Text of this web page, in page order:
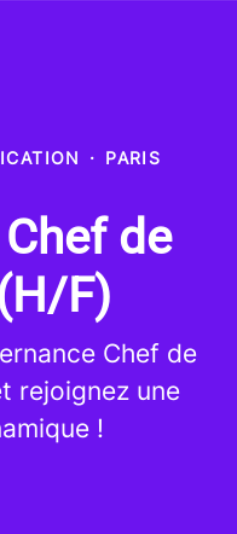
· PARIS
de
F)
Chef de
rejoignez une
!